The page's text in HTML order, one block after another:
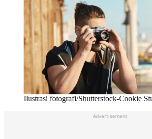
Ilustrasi fotografi/Shutterstock-Cookie